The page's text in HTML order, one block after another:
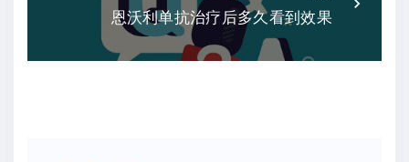
恩沃利单抗治疗后多久看到效果